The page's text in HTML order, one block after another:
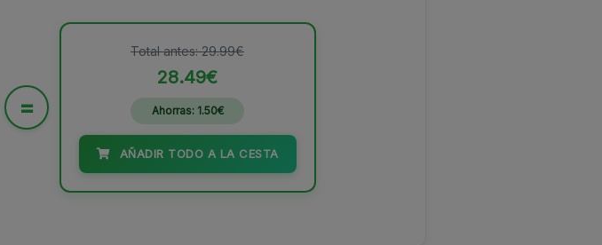
=
Total antes: 29.99€
28.49€
Ahorras: 1.50€
AÑADIR TODO A LA CESTA